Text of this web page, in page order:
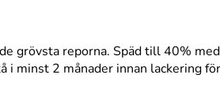
grövsta reporna. Späd till 40%
i minst 2 månader innan lackering